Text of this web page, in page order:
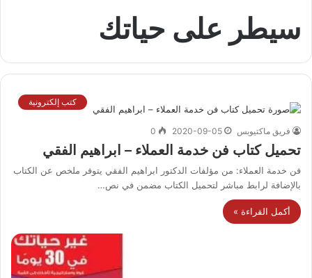
سيطر على حياتك
كتب إلكترونية
فريق ماكتيوبس 2020-09-05
0
تحميل كتاب فن خدمة العملاء – ابراهيم الفقي
فن خدمة العملاء: من مؤلفات الدكتور ابراهيم الفقي يتوفر ملخص عن الكتاب
بالإضافة لرابط مباشر لتحميل الكتاب مضمن في نص…
أكمل القراءة »